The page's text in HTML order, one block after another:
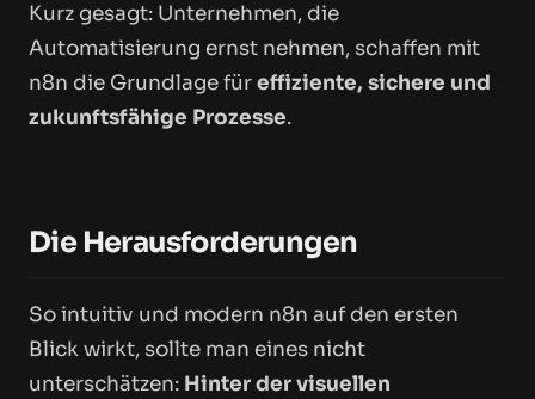
Kurz gesagt: Unternehmen, die
Automatisierung ernst nehmen, schaffen mit
n8n die Grundlage füreffiziente, sichere und
zukunftsfähige Prozesse.
Die Herausforderungen
So intuitiv und modern n8n auf den ersten
Blick wirkt, sollte man eines nicht
unterschätzen: Hinter der visuellen